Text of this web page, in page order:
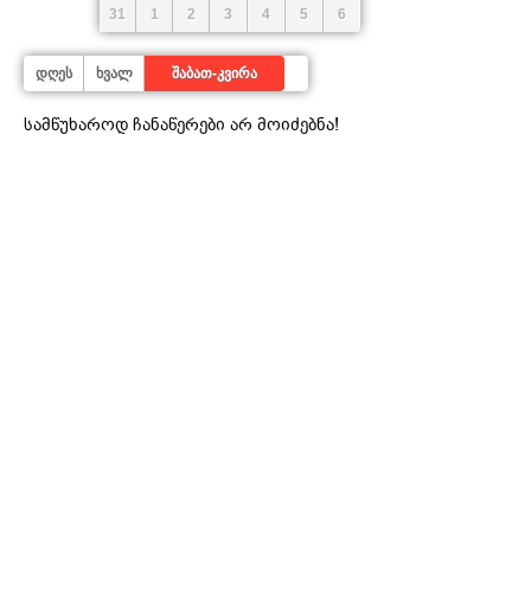
31 1 2 3 4 5 6
დღეს ხვალ შაბათ-კვირა
სამწუხაროდ ჩანაწერები არ მოიძებნა!